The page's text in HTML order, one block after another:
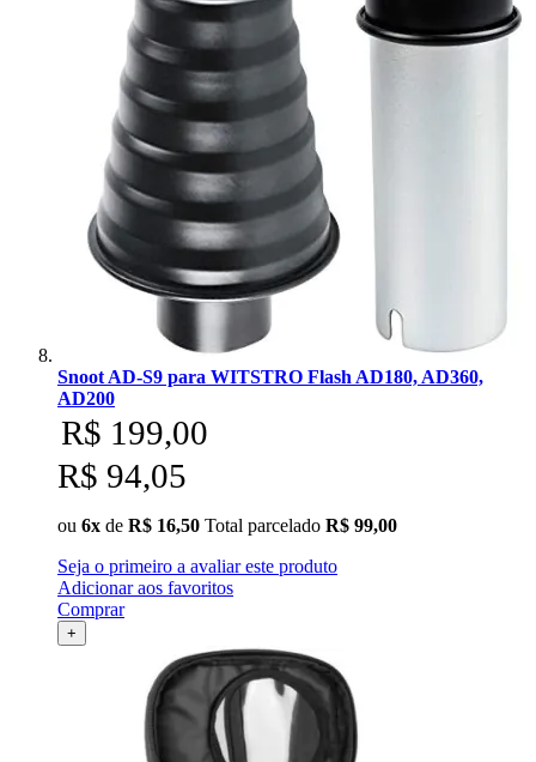
Snoot AD-S9 para WITSTRO Flash AD180, AD360,
AD200
R$ 199,00
R$ 94,05
ou 6x de R$ 16,50 Total parcelado R$ 99,00
Seja o primeiro a avaliar este produto
Adicionar aos favoritos
Comprar
+